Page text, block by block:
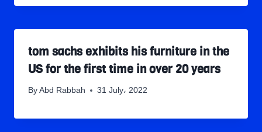
tom sachs exhibits his furniture in the
US for the first time in over 20 years
By Abd Rabbah 31 July، 2022